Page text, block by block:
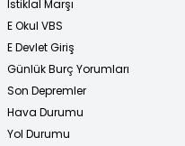
İstiklal Marşı
E Okul VBS
E Devlet Giriş
Günlük Burç Yorumları
Son Depremler
Hava Durumu
Yol Durumu